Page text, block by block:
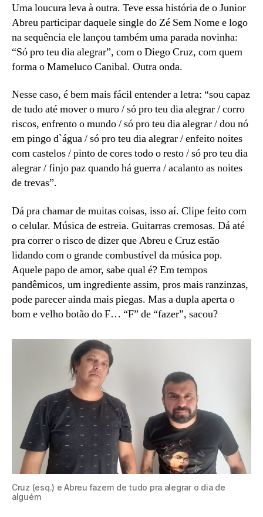
Uma loucura leva à outra. Teve essa história de o Junior
Abreu participar daquele single do Zé Sem Nome e logo
na sequência ele lançou também uma parada novinha:
“Só pro teu dia alegrar”, com o Diego Cruz, com quem
forma o Mameluco Canibal. Outra onda.
Nesse caso, é bem mais fácil entender a letra: “sou capaz
de tudo até mover o muro / só pro teu dia alegrar / corro
riscos, enfrento o mundo / só pro teu dia alegrar / dou nó
em pingo d`água / só pro teu dia alegrar / enfeito noites
com castelos / pinto de cores todo o resto / só pro teu dia
alegrar / finjo paz quando há guerra / acalanto as noites
de trevas”.
Dá pra chamar de muitas coisas, isso aí. Clipe feito com
o celular. Música de estreia. Guitarras cremosas. Dá até
pra correr o risco de dizer que Abreu e Cruz estão
lidando com o grande combustível da música pop.
Aquele papo de amor, sabe qual é? Em tempos
pandêmicos, um ingrediente assim, pros mais ranzinzas,
pode parecer ainda mais piegas. Mas a dupla aperta o
bom e velho botão do F… “F” de “fazer”, sacou?
Cruz (esq.) e Abreu fazem de tudo pra alegrar o dia de
alguém